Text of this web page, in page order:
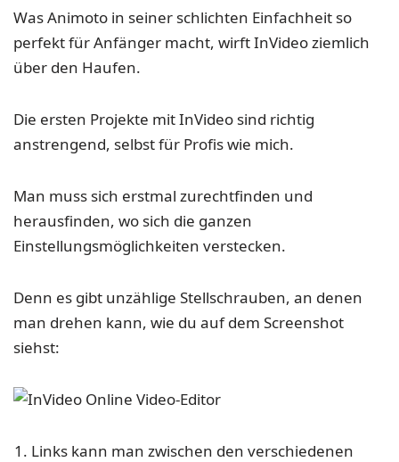
Was Animoto in seiner schlichten Einfachheit so
perfekt für Anfänger macht, wirft InVideo ziemlich
über den Haufen.
Die ersten Projekte mit InVideo sind richtig
anstrengend, selbst für Profis wie mich.
Man muss sich erstmal zurechtfinden und
herausfinden, wo sich die ganzen
Einstellungsmöglichkeiten verstecken.
Denn es gibt unzählige Stellschrauben, an denen
man drehen kann, wie du auf dem Screenshot
siehst:
Links kann man zwischen den verschiedenen